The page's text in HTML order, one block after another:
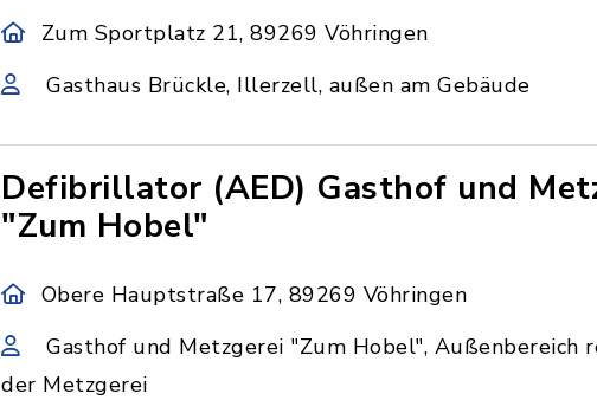
Zum Sportplatz 21, 89269 Vöhringen
Gasthaus Brückle, Illerzell, außen am Gebäude
Defibrillator (AED) Gasthof und
"Zum Hobel"
Obere Hauptstraße 17, 89269 Vöhringen
Gasthof und Metzgerei "Zum Hobel", Außenbereich
der Metzgerei